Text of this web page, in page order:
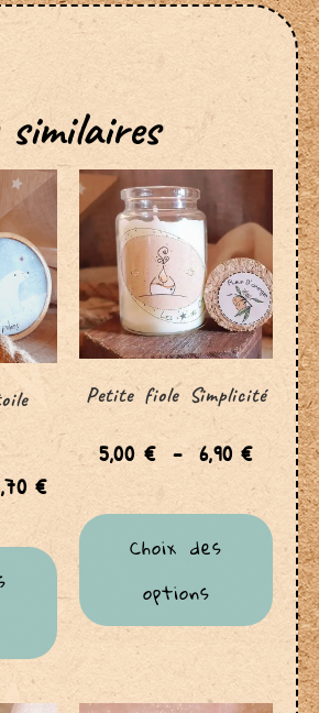
€
Petite fiole Simplicité
5,00 € – 6,90€
Choix des
options